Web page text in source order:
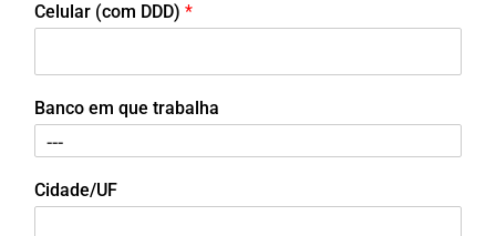
Celular (com DDD) *
Banco em que trabalha
Cidade/UF